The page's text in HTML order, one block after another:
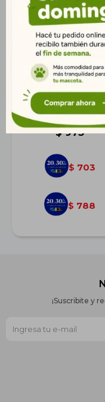
Correa Retráctil
Styleash XS Roja
$ 973
$ 703
$ 788
¡Suscribite y